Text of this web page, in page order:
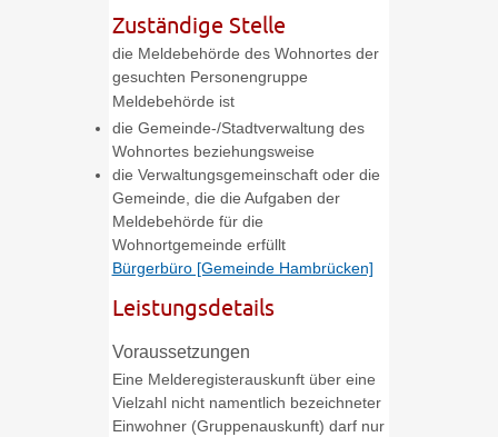
Zuständige Stelle
die Meldebehörde des Wohnortes der
gesuchten Personengruppe
Meldebehörde ist
die Gemeinde-/Stadtverwaltung des
Wohnortes beziehungsweise
die Verwaltungsgemeinschaft oder die
Gemeinde, die die Aufgaben der
Meldebehörde für die
Wohnortgemeinde erfüllt
Bürgerbüro [Gemeinde Hambrücken]
Leistungsdetails
Voraussetzungen
Eine Melderegisterauskunft über eine
Vielzahl nicht namentlich bezeichneter
Einwohner (Gruppenauskunft) darf nur